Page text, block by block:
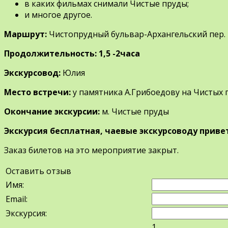
в каких фильмах снимали Чистые пруды;
и многое другое.
Маршрут: Чистопрудный бульвар-Архангельский пер.
Продолжительность: 1,5 -2часа
Экскурсовод: Юлия
Место встречи:у памятника А.Грибоедову на Чистых
Окончание экскурсии: м. Чистые пруды
Экскурсия бесплатная, чаевые экскурсоводу
Заказ билетов на это мероприятие закрыт.
Оставить отзыв
Имя:
Email:
Экскурсия: